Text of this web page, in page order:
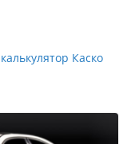
калькулятор Каско